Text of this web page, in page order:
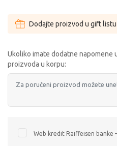
Dodajte proizvod u gift listu
Ukoliko imate dodatne napomene
proizvoda u korpu:
Web kredit Raiffeisen banke